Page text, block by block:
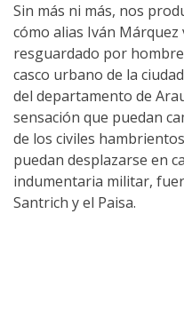
Sin más ni más, nos
cómo alias Iván
resguardado por
casco urbano de la
del departamento de
sensación que puedan
de los civiles
puedan desplazarse en
indumentaria militar,
Santrich y el Paisa.